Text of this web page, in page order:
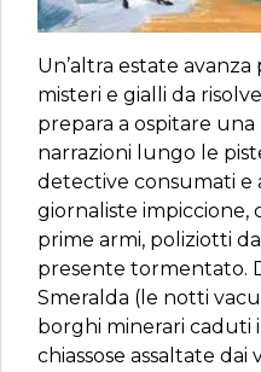
Un’altra estate
misteri e gialli da
prepara a ospitare
narrazioni lungo le
detective consumati e
giornaliste impiccione,
prime armi, poliziotti
presente tormentato.
Smeralda (le notti
borghi minerari caduti
chiassose assaltate dai